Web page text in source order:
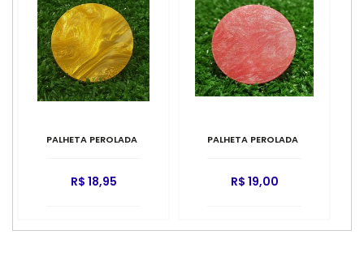
PALHETA PEROLADA
R$ 18,95
PALHETA PEROLADA
R$ 19,00